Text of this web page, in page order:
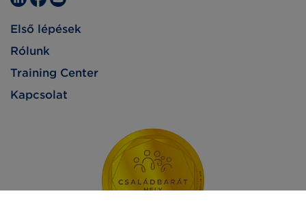
Első lépések
Rólunk
Training Center
Kapcsolat